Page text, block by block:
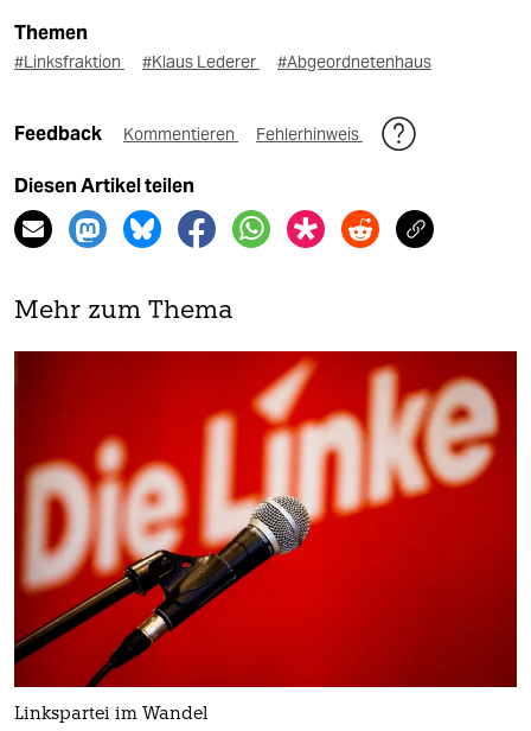
Themen
#Linksfraktion #Klaus Lederer #Abgeordnetenhaus
Feedback Kommentieren Fehlerhinweis
Diesen Artikel teilen
Mehr zum Thema
Linkspartei im Wandel